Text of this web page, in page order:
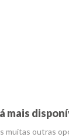
mais
muitas outras